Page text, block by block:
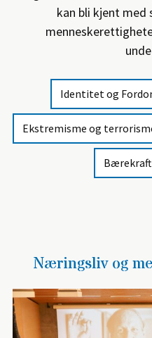
kan bli kjent
Identitet og
Ekstremisme og
Næringsliv og